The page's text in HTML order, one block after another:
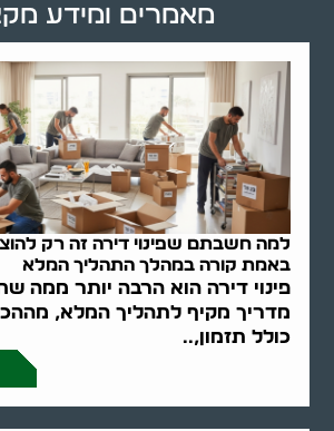
למה חשבתם שפינוי דירה זה רק
באמת קורה במהלך התהליך המלא
פינוי דירה הוא הרבה יותר ממה
מדריך מקיף לתהליך המלא,
כולל תזמון,..
מאמרים ומידע